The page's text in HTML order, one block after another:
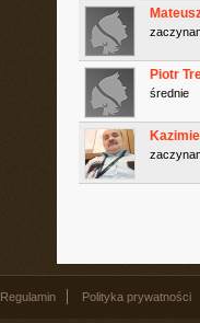
Piotr
średnie
Regulamin Polityka prywatności